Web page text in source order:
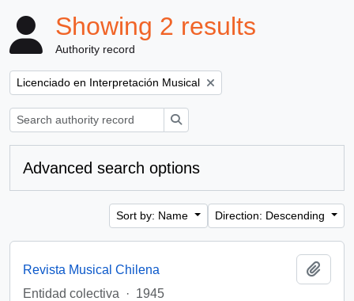
Showing 2 results
Authority record
Remove filter:
Licenciado en Interpretación Musical
Advanced search options
Sort by: Name Direction: Descending
Revista Musical Chilena
Entidad colectiva
· 1945